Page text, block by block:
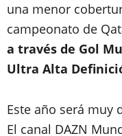
una menor
campeonato de
a través de Gol
Ultra Alta
Este año será muy
El canal DAZN